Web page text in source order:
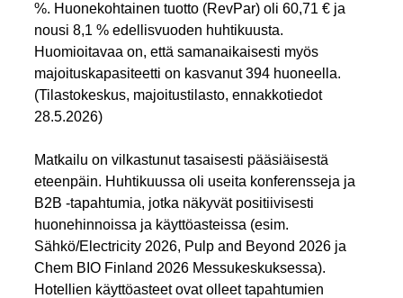
%. Huonekohtainen tuotto (RevPar) oli 60,71 € ja
nousi 8,1 % edellisvuoden huhtikuusta.
Huomioitavaa on, että samanaikaisesti myös
majoituskapasiteetti on kasvanut 394 huoneella.
(Tilastokeskus, majoitustilasto, ennakkotiedot
28.5.2026)
Matkailu on vilkastunut tasaisesti pääsiäisestä
eteenpäin. Huhtikuussa oli useita konferensseja ja
B2B -tapahtumia, jotka näkyvät positiivisesti
huonehinnoissa ja käyttöasteissa (esim.
Sähkö/Electricity 2026, Pulp and Beyond 2026 ja
Chem BIO Finland 2026 Messukeskuksessa).
Hotellien käyttöasteet ovat olleet tapahtumien